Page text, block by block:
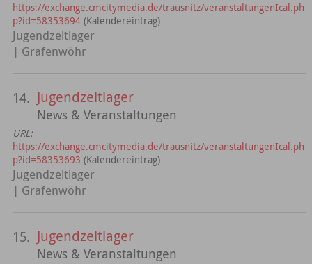
https://exchange.cmcitymedia.de/trausnitz/veranstaltungenIcal.ph
p?id=58353694(Kalendereintrag)
Jugendzeltlager
| Grafenwöhr
14. Jugendzeltlager
News & Veranstaltungen
URL:
https://exchange.cmcitymedia.de/trausnitz/veranstaltungenIcal.ph
p?id=58353693 (Kalendereintrag)
Jugendzeltlager
| Grafenwöhr
15. Jugendzeltlager
News & Veranstaltungen